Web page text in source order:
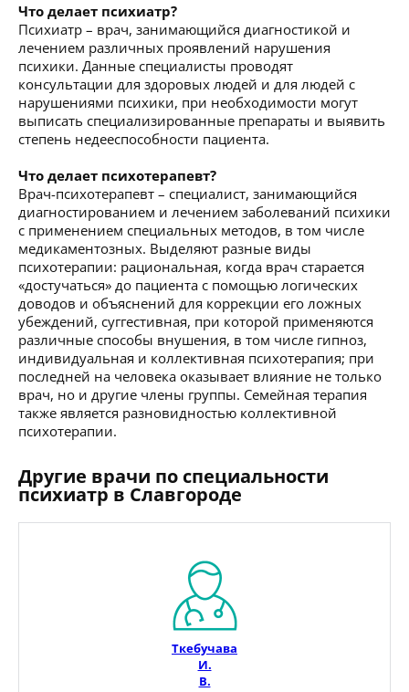
Что делает психиатр?
Психиатр – врач, занимающийся диагностикой и
лечением различных проявлений нарушения
психики. Данные специалисты проводят
консультации для здоровых людей и для людей с
нарушениями психики, при необходимости могут
выписать специализированные препараты и выявить
степень недееспособности пациента.
Что делает психотерапевт?
Врач-психотерапевт – специалист, занимающийся
диагностированием и лечением заболеваний психики
с применением специальных методов, в том числе
медикаментозных. Выделяют разные виды
психотерапии: рациональная, когда врач старается
«достучаться» до пациента с помощью логических
доводов и объяснений для коррекции его ложных
убеждений, суггестивная, при которой применяются
различные способы внушения, в том числе гипноз,
индивидуальная и коллективная психотерапия; при
последней на человека оказывает влияние не только
врач, но и другие члены группы. Семейная терапия
также является разновидностью коллективной
психотерапии.
Другие врачи по специальности
психиатр в Славгороде
Ткебучава
И.
В.